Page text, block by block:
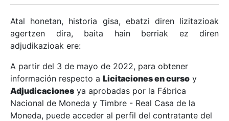
Erakutsi/Ezkutatu
Erakutsi/Ezkutatu
Erakutsi/Ezkutatu
Erakutsi/Ezkutatu
Atal honetan, historia gisa, ebatzi diren lizitazioak
agertzen dira, baita hain berriak ez diren
adjudikazioak ere:
A partir del 3 de mayo de 2022, para obtener
información respecto a Licitaciones en curso y
Adjudicaciones ya aprobadas por la Fábrica
Nacional de Moneda y Timbre - Real Casa de la
Moneda, puede acceder al perfil del contratante del